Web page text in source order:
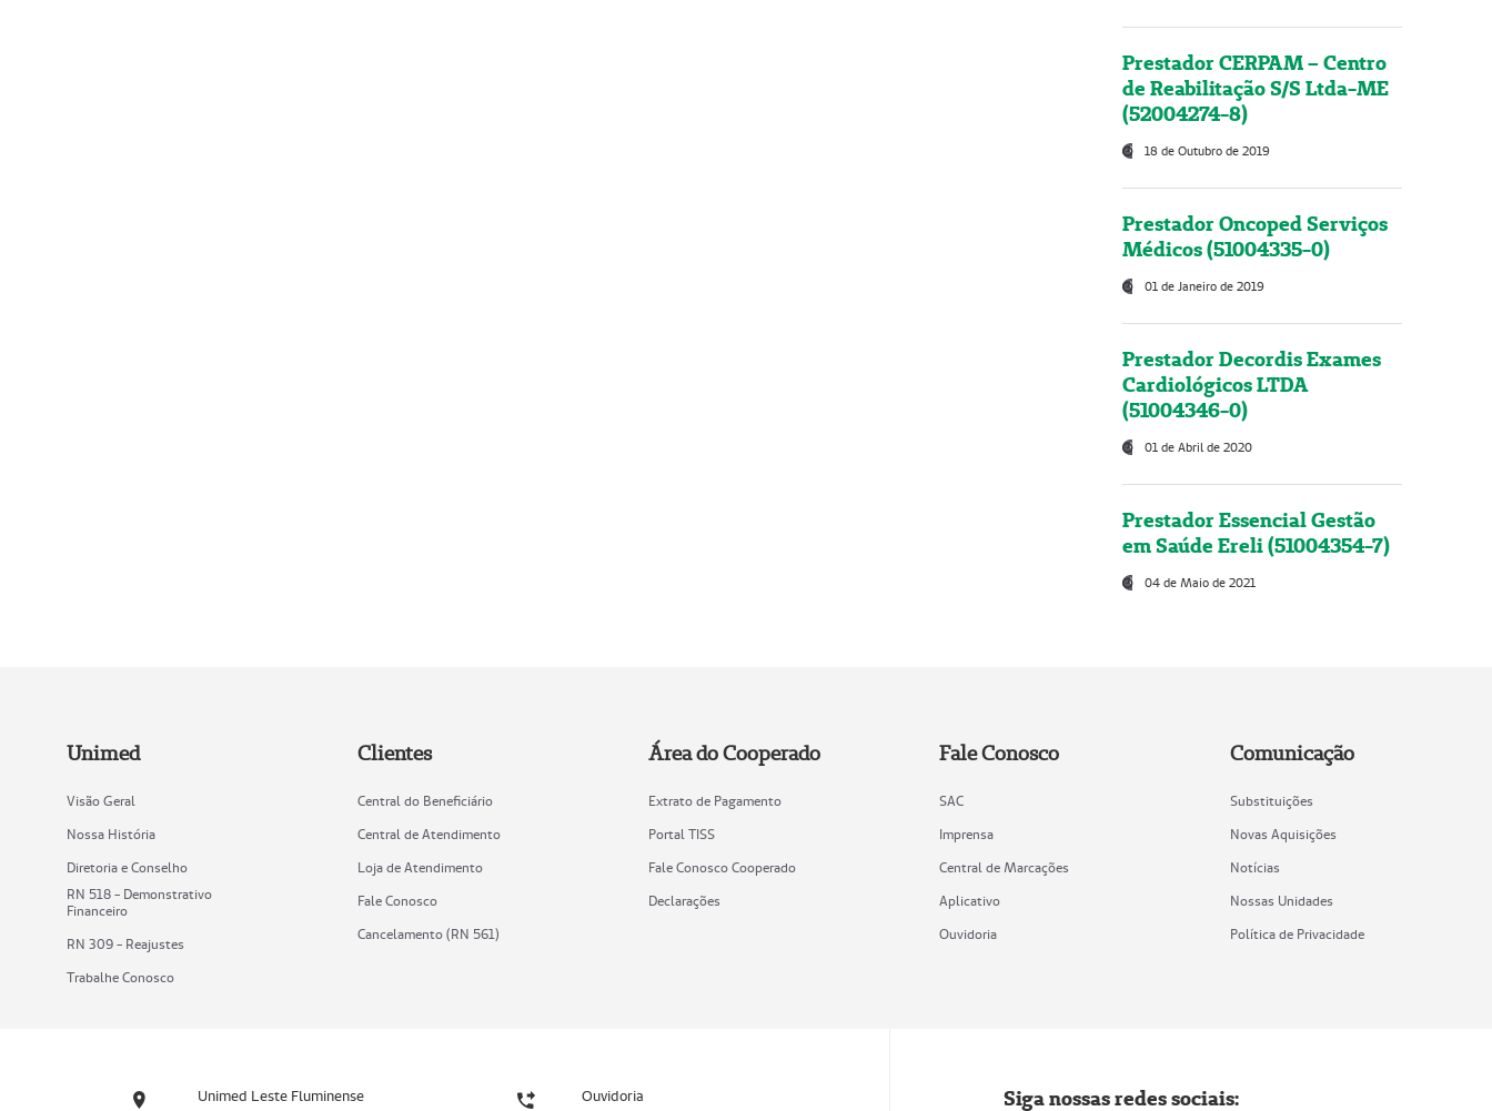
Prestador CERPAM – Centro
de Reabilitação S/S Ltda-ME
(52004274-8)
18 de Outubro de 2019
Prestador Oncoped Serviços
Médicos (51004335-0)
01 de Janeiro de 2019
Prestador Decordis Exames
Cardiológicos LTDA
(51004346-0)
01 de Abril de 2020
Prestador Essencial Gestão
em Saúde Ereli (51004354-7)
04 de Maio de 2021
Unimed
Visão Geral
Nossa História
Diretoria e Conselho
RN 518 - Demonstrativo
Financeiro
RN 309 - Reajustes
Trabalhe Conosco
Clientes
Central do Beneficiário
Central de Atendimento
Loja de Atendimento
Fale Conosco
Cancelamento (RN 561)
Área do Cooperado
Extrato de Pagamento
Portal TISS
Fale Conosco Cooperado
Declarações
Fale Conosco
SAC
Imprensa
Central de Marcações
Aplicativo
Ouvidoria
Comunicação
Substituições
Novas Aquisições
Notícias
Nossas Unidades
Política de Privacidade
Unimed Leste Fluminense Ouvidoria Siga nossas redes sociais: